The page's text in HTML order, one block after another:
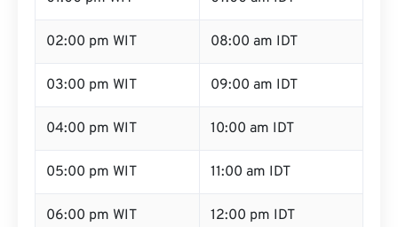
02:00 pm WIT 08:00 am IDT
03:00 pm WIT 09:00 am IDT
04:00 pm WIT 10:00 am IDT
05:00 pm WIT 11:00 am IDT
06:00 pm WIT
12:00 pm IDT